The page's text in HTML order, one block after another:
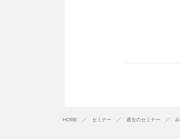
HOME セミナー 過去のセミナー